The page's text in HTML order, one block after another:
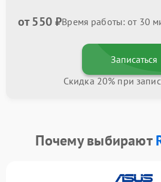
от 550 ₽Время работы: от 30
Записаться
Скидка 20% при
Почему выбирают